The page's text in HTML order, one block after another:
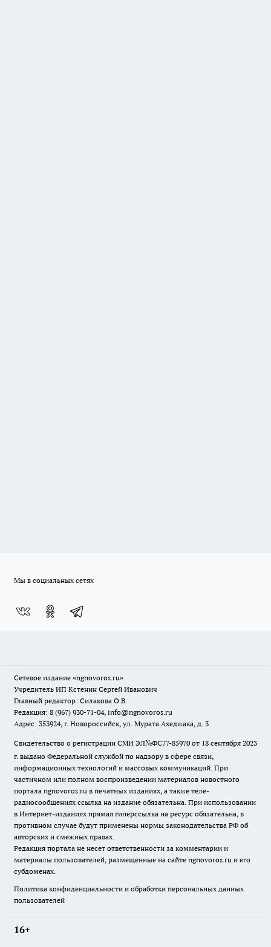
Мы в социальных сетях
Сетевое издание «ngnovoros.ru»
Учредитель ИП Кстенин Сергей Иванович
Главный редактор: Силакова О.В.
Редакция: 8 (967) 930-71-04, info@ngnovoros.ru
Адрес: 353924, г. Новороссийск, ул. Мурата Ахеджака, д. 3
Свидетельство о регистрации СМИ ЭЛ№ФС77-85970 от 18 сентября 2023
г. выдано Федеральной службой по надзору в сфере связи,
информационных технологий и массовых коммуникаций. При
частичном или полном воспроизведении материалов новостного
портала ngnovoros.ru в печатных изданиях, а также теле-
радиосообщениях ссылка на издание обязательна. При использовании
в Интернет-изданиях прямая гиперссылка на ресурс обязательна, в
противном случае будут применены нормы законодательства РФ об
авторских и смежных правах.
Редакция портала не несет ответственности за комментарии и
материалы пользователей, размещенные на сайте ngnovoros.ru и его
субдоменах.
Политика конфиденциальности и обработки персональных данных
пользователей
16+